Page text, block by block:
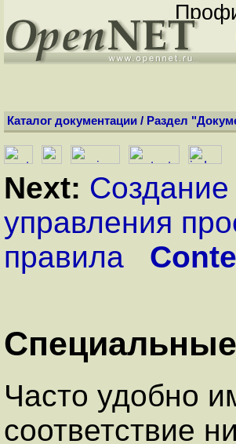
Каталог документации / Раздел
Next:
управления
правила
Часто удобно
соответствие